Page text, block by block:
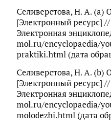
Селиверстова, Н. А. (a)
[Электронный ресурс]
Электронная
mol.ru/encyclopaedia/
praktiki.html (дата
Селиверстова, Н. А. (b)
[Электронный ресурс]
Электронная
mol.ru/encyclopaedia/
molodezhi.html (дата